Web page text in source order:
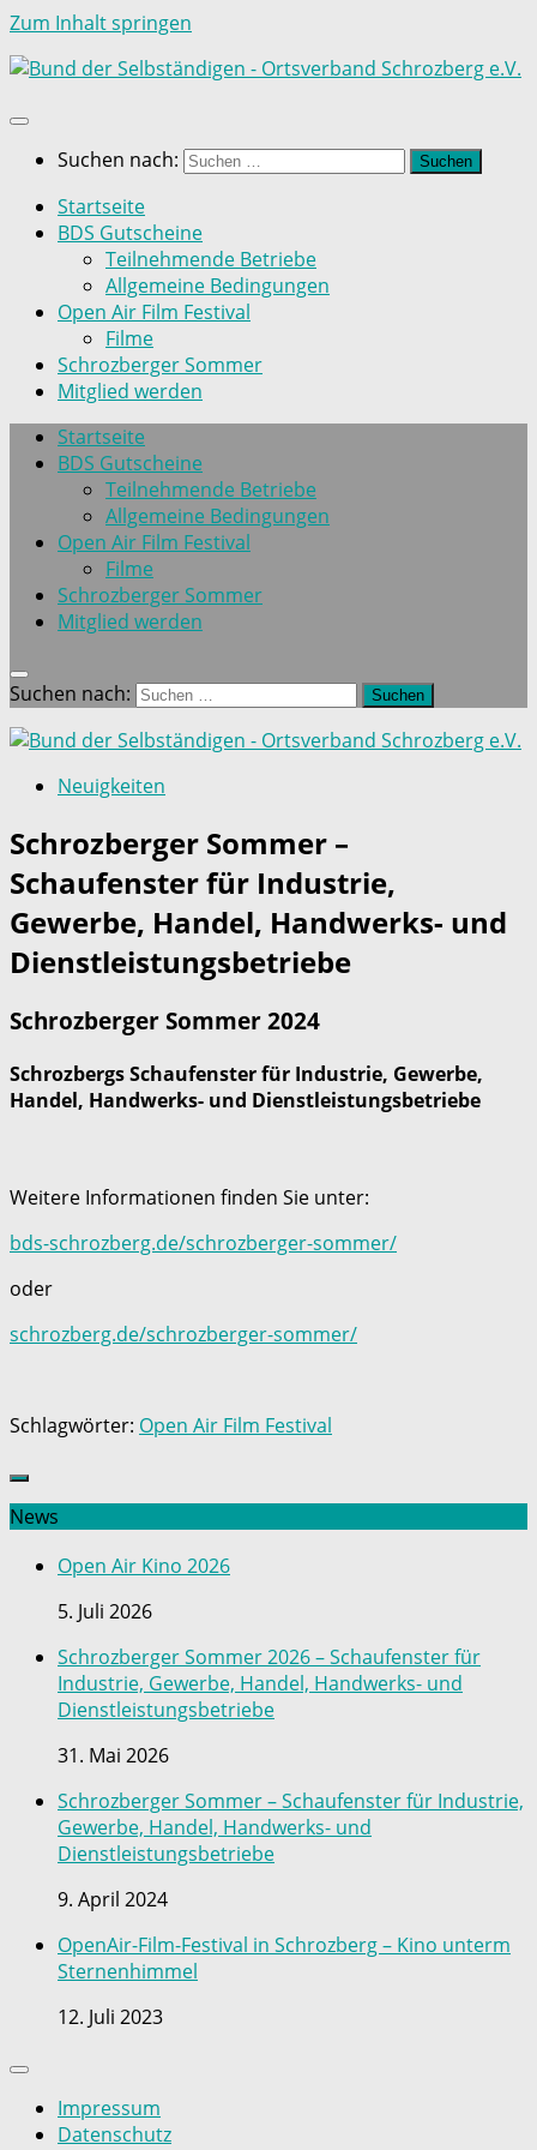
Zum Inhalt springen
Suchen nach:
Startseite
BDS Gutscheine
Teilnehmende Betriebe
Allgemeine Bedingungen
Open Air Film Festival
Filme
Schrozberger Sommer
Mitglied werden
Startseite
BDS Gutscheine
Teilnehmende Betriebe
Allgemeine Bedingungen
Open Air Film Festival
Filme
Schrozberger Sommer
Mitglied werden
Suchen nach:
Neuigkeiten
Schrozberger Sommer –
Schaufenster für Industrie,
Gewerbe, Handel, Handwerks- und
Dienstleistungsbetriebe
Schrozberger Sommer 2024
Schrozbergs Schaufenster für Industrie, Gewerbe,
Handel, Handwerks- und Dienstleistungsbetriebe
Weitere Informationen finden Sie unter:
bds-schrozberg.de/schrozberger-sommer/
oder
schrozberg.de/schrozberger-sommer/
Schlagwörter: Open Air Film Festival
News
Open Air Kino 2026
5. Juli 2026
Schrozberger Sommer 2026 – Schaufenster für
Industrie, Gewerbe, Handel, Handwerks- und
Dienstleistungsbetriebe
31. Mai 2026
Schrozberger Sommer – Schaufenster für Industrie,
Gewerbe, Handel, Handwerks- und
Dienstleistungsbetriebe
9. April 2024
OpenAir-Film-Festival in Schrozberg – Kino unterm
Sternenhimmel
12. Juli 2023
Impressum
Datenschutz